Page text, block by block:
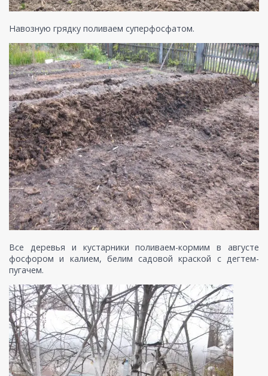
Навозную грядку поливаем суперфосфатом.
Все деревья и кустарники поливаем-кормим в августе
фосфором и калием, белим садовой краской с дегтем-
пугачем.